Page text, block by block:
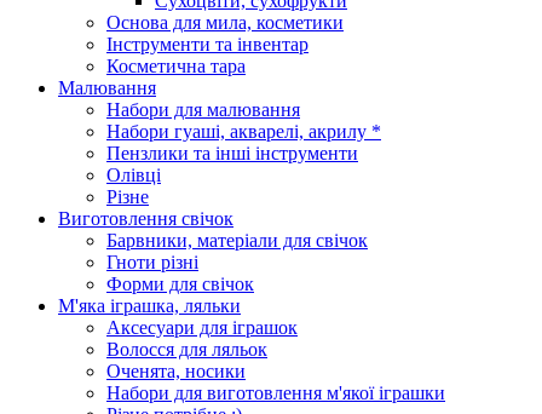
Основа для мила, косметики
Інструменти та інвентар
Косметична тара
Малювання
Набори для малювання
Набори гуаші, акварелі, акрилу *
Пензлики та інші інструменти
Олівці
Різне
Виготовлення свічок
Барвники, матеріали для свічок
Гноти різні
Форми для свічок
М'яка іграшка, ляльки
Аксесуари для іграшок
Волосся для ляльок
Оченята, носики
Набори для виготовлення м'якої іграшки